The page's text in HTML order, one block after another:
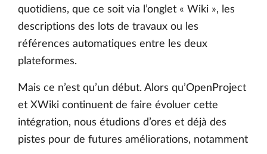
quotidiens, que ce soit via l’onglet « Wiki », les
descriptions des lots de travaux ou les
références automatiques entre les deux
plateformes.
Mais ce n’est qu’un début. Alors qu’OpenProject
et XWiki continuent de faire évoluer cette
intégration, nous étudions d’ores et déjà des
pistes pour de futures améliorations, notamment